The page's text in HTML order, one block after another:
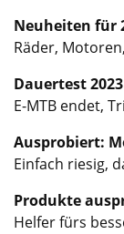
Neuheiten für
Räder,
Dauertest 2023
E-MTB endet,
Ausprobiert:
Einfach riesig,
Produkte
Helfer fürs